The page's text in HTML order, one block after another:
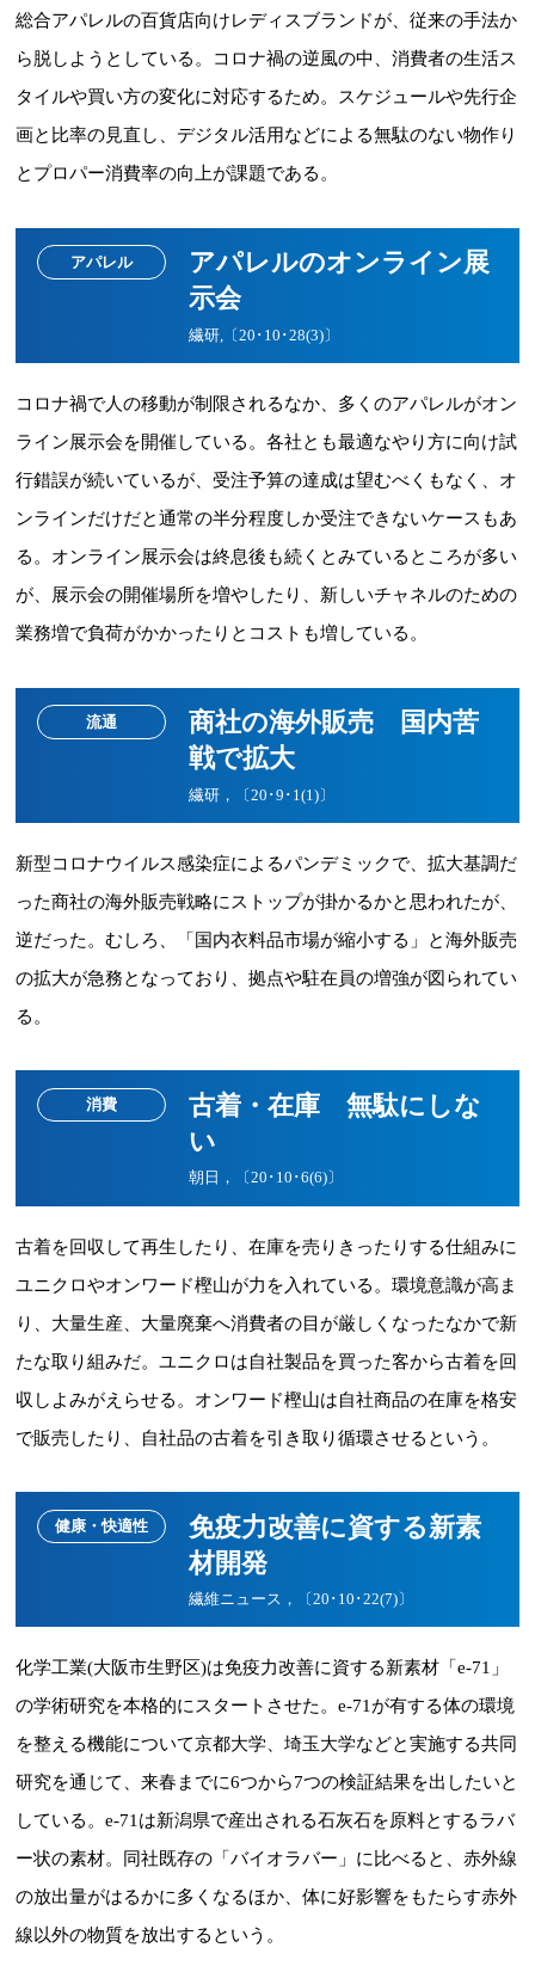
総合アパレルの百貨店向けレディスブランドが、従来の手法か
ら脱しようとしている。コロナ禍の逆風の中、消費者の生活ス
タイルや買い方の変化に対応するため。スケジュールや先行企
画と比率の見直し、デジタル活用などによる無駄のない物作り
とプロパー消費率の向上が課題である。
アパレル
アパレルのオンライン展
示会
繊研,〔20･10･28(3)〕
コロナ禍で人の移動が制限されるなか、多くのアパレルがオン
ライン展示会を開催している。各社とも最適なやり方に向け試
行錯誤が続いているが、受注予算の達成は望むべくもなく、オ
ンラインだけだと通常の半分程度しか受注できないケースもあ
る。オンライン展示会は終息後も続くとみているところが多い
が、展示会の開催場所を増やしたり、新しいチャネルのための
業務増で負荷がかかったりとコストも増している。
流通
商社の海外販売 国内苦
戦で拡大
繊研，〔20･9･1(1)〕
新型コロナウイルス感染症によるパンデミックで、拡大基調だ
った商社の海外販売戦略にストップが掛かるかと思われたが、
逆だった。むしろ、「国内衣料品市場が縮小する」と海外販売
の拡大が急務となっており、拠点や駐在員の増強が図られてい
る。
消費
古着・在庫 無駄にしな
い
朝日，〔20･10･6(6)〕
古着を回収して再生したり、在庫を売りきったりする仕組みに
ユニクロやオンワード樫山が力を入れている。環境意識が高ま
り、大量生産、大量廃棄へ消費者の目が厳しくなったなかで新
たな取り組みだ。ユニクロは自社製品を買った客から古着を回
収しよみがえらせる。オンワード樫山は自社商品の在庫を格安
で販売したり、自社品の古着を引き取り循環させるという。
健康・快適性
免疫力改善に資する新素
材開発
繊維ニュース，〔20･10･22(7)〕
化学工業(大阪市生野区)は免疫力改善に資する新素材「e-71」
の学術研究を本格的にスタートさせた。e-71が有する体の環境
を整える機能について京都大学、埼玉大学などと実施する共同
研究を通じて、来春までに6つから7つの検証結果を出したいと
している。e-71は新潟県で産出される石灰石を原料とするラバ
ー状の素材。同社既存の「バイオラバー」に比べると、赤外線
の放出量がはるかに多くなるほか、体に好影響をもたらす赤外
線以外の物質を放出するという。